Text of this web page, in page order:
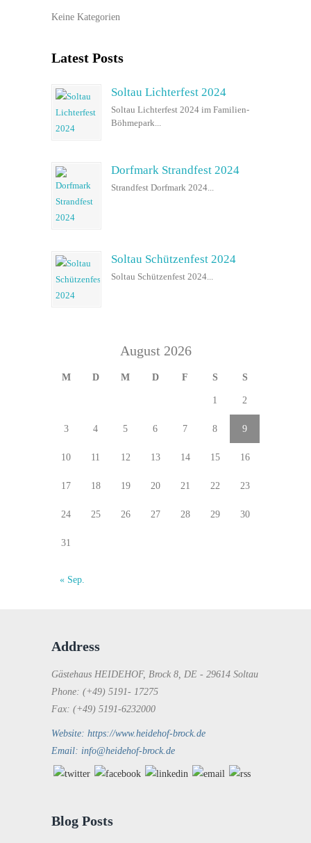
Keine Kategorien
Latest Posts
Soltau Lichterfest 2024
Soltau Lichterfest 2024 im Familien-
Böhmepark...
Dorfmark Strandfest 2024
Strandfest Dorfmark 2024...
Soltau Schützenfest 2024
Soltau Schützenfest 2024...
August 2026
M D M D F S S
1 2
3 4 5 6 7 8 9
10 11 12 13 14 15 16
17 18 19 20 21 22 23
24 25 26 27 28 29 30
31
« Sep.
Address
Gästehaus HEIDEHOF, Brock 8, DE - 29614 Soltau
Phone: (+49) 5191- 17275
Fax: (+49) 5191-6232000
Website: https://www.heidehof-brock.de
Email: info@heidehof-brock.de
Blog Posts